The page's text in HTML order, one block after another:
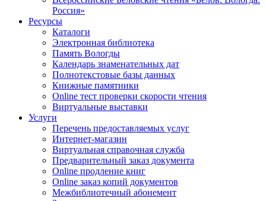
Россия»
Ресурсы
Каталоги
Электронная библиотека
Память Вологды
Календарь знаменательных дат
Полнотекстовые базы данных
Книжные памятники
Online тест проверки скорости чтения
Виртуальные выставки
Услуги
Перечень предоставляемых услуг
Интернет-магазин
Виртуальная справочная служба
Предварительный заказ документа
Online продление книг
Online заказ копий документов
Межбиблиотечный абонемент